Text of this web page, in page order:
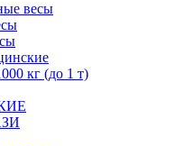
весы
кг (до 1 т)